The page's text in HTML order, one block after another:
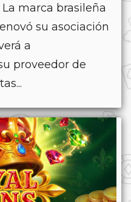
marca brasileña
su asociación
a
proveedor de